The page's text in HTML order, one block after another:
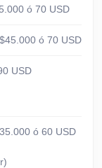
ó 70 USD
, $45.000 ó 70 USD
USD
ó 60 USD